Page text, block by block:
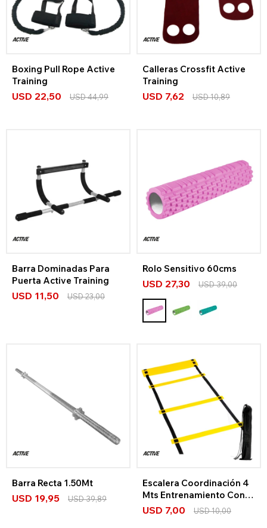
Boxing Pull Rope Active
Training
USD 22,50 USD44,99
Calleras Crossfit Active
Training
USD 7,62 USD10,89
Barra Dominadas Para
Puerta Active Training
USD 11,50 USD23,00
Rolo Sensitivo 60cms
USD 27,30 USD39,00
Barra Recta 1.50Mt
USD 19,95 USD39,89
Escalera Coordinación 4
Mts Entrenamiento Con
Bolso
USD 7,00 USD10,00